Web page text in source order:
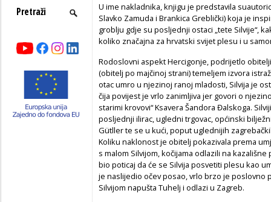
U ime nakladnika, knjigu je predstavila
Slavko Zamuda i Brankica Greblički) koja je
groblju gdje su posljednji ostaci „tete Silvije“,
koliko značajna za hrvatski svijet plesu i u
Rodoslovni aspekt Hercigonje, podrijetlo
(obitelj po majčinoj strani) temeljem izvora
otac umro u njezinoj ranoj mladosti, Silvija je
čija povijest je vrlo zanimljiva jer govori o
starimi krovovi“ Ksavera Šandora Đalskoga.
posljednji ilirac, ugledni trgovac, općinski
Gütller te se u kući, poput uglednijih
Koliku naklonost je obitelj pokazivala prema
s malom Silvijom, kočijama odlazili na
bio poticaj da će se Silvija posvetiti plesu kao
je naslijedio očev posao, vrlo brzo je poslovno
Silvijom napušta Tuhelj i odlazi u Zagreb.